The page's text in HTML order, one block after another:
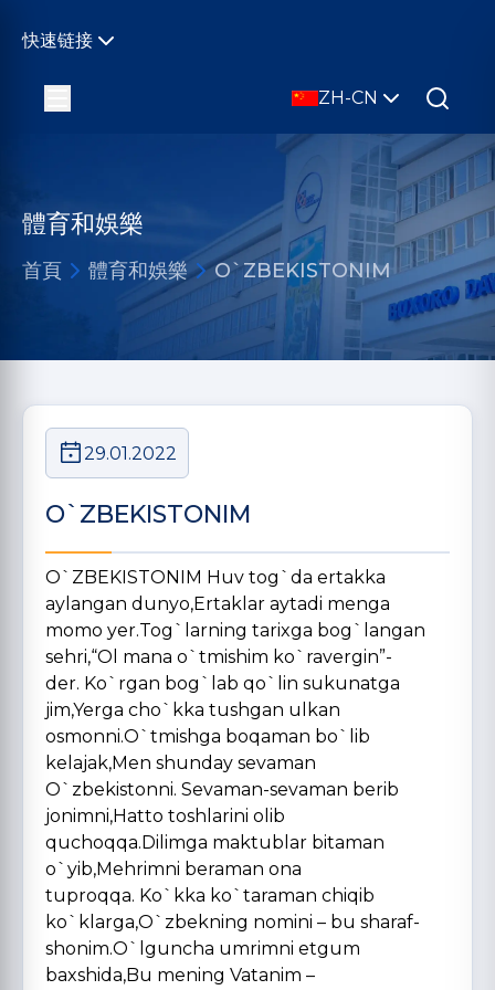
快速链接
ZH-CN
體育和娛樂
首頁 體育和娛樂 O`ZBEKISTONIM
29.01.2022
O`ZBEKISTONIM
O`ZBEKISTONIM Huv tog`da ertakka
aylangan dunyo,Ertaklar aytadi menga
momo yer.Tog`larning tarixga bog`langan
sehri,“Ol mana o`tmishim ko`ravergin”-
der. Ko`rgan bog`lab qo`lin sukunatga
jim,Yerga cho`kka tushgan ulkan
osmonni.O`tmishga boqaman bo`lib
kelajak,Men shunday sevaman
O`zbekistonni. Sevaman-sevaman berib
jonimni,Hatto toshlarini olib
quchoqqa.Dilimga maktublar bitaman
o`yib,Mehrimni beraman ona
tuproqqa. Ko`kka ko`taraman chiqib
ko`klarga,O`zbekning nomini – bu sharaf-
shonim.O`lguncha umrimni etgum
baxshida,Bu mening Vatanim –